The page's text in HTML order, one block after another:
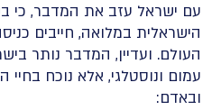
עם ישראל עזב את המדבר, כי
הישראלית במלואה, חייבים
העולם. ועדיין, המדבר נותר
עמום ונוסטלגי, אלא נוכח בחיי
ובאדם: